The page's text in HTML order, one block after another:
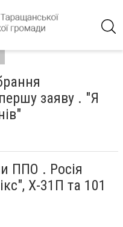
заяву . "Я
ППО . Росія
Х-31П та 101